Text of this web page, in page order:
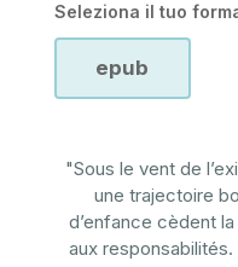
Seleziona il tuo
epub
"Sous le vent de
une trajectoire
d’enfance cèdent
aux